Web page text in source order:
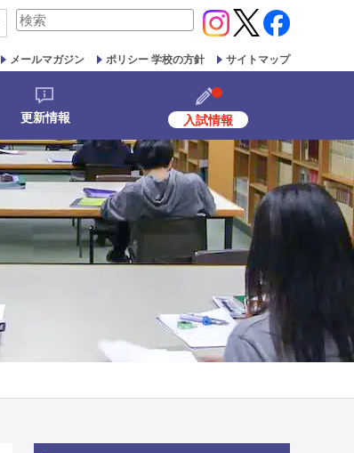
検
対
象:
メールマガジン ポリシー 学校の方針 サイトマップ
更新情報 入試情報